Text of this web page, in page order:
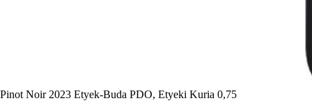
Pinot Noir 2023 Etyek-Buda PDO, Etyeki Kuria 0,75